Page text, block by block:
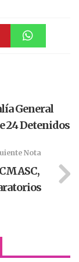
General
24 Detenidos
Nota